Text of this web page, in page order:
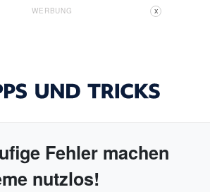
WERBUNG X
Fehler machen
nutzlos!